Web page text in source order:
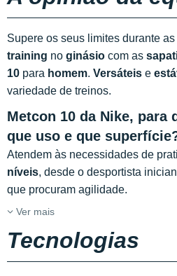
Supere os seus limites durante
training no ginásio com as
10 para homem. Versáteis e
variedade de treinos.
Metcon 10 da Nike, para
que uso e que
Atendem às necessidades de
níveis, desde o desportista
que procuram agilidade.
Ver mais
Tecnologias